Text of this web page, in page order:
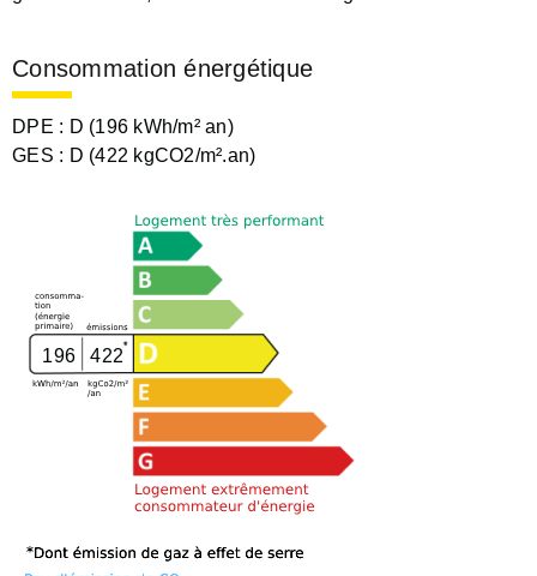
Consommation énergétique
DPE : D (196 kWh/m² an)
GES : D (422 kgCO2/m².an)
196 422